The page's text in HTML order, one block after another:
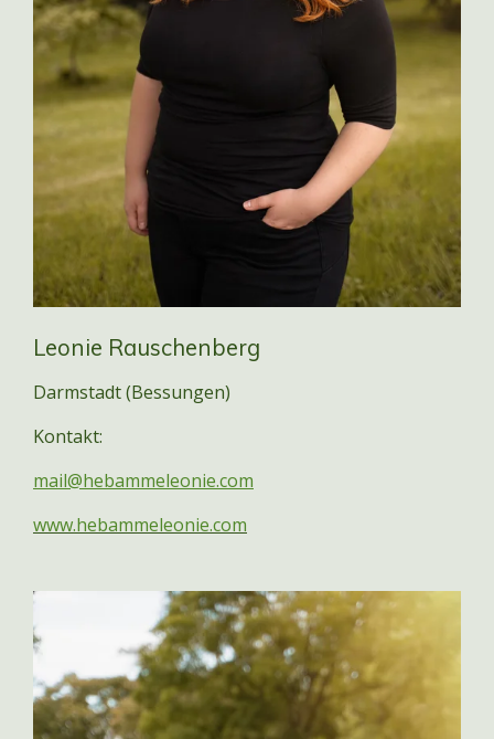
Leonie Rauschenberg
Darmstadt (Bessungen)
Kontakt:
mail@hebammeleonie.com
www.hebammeleonie.com